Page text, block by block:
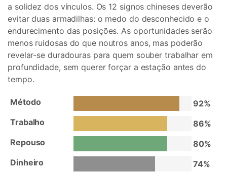
a solidez dos vínculos. Os 12 signos chineses deverão
evitar duas armadilhas: o medo do desconhecido e o
endurecimento das posições. As oportunidades serão
menos ruidosas do que noutros anos, mas poderão
revelar-se duradouras para quem souber trabalhar em
profundidade, sem querer forçar a estação antes do
tempo.
Método
92%
Trabalho
86%
Repouso
80%
Dinheiro
74%